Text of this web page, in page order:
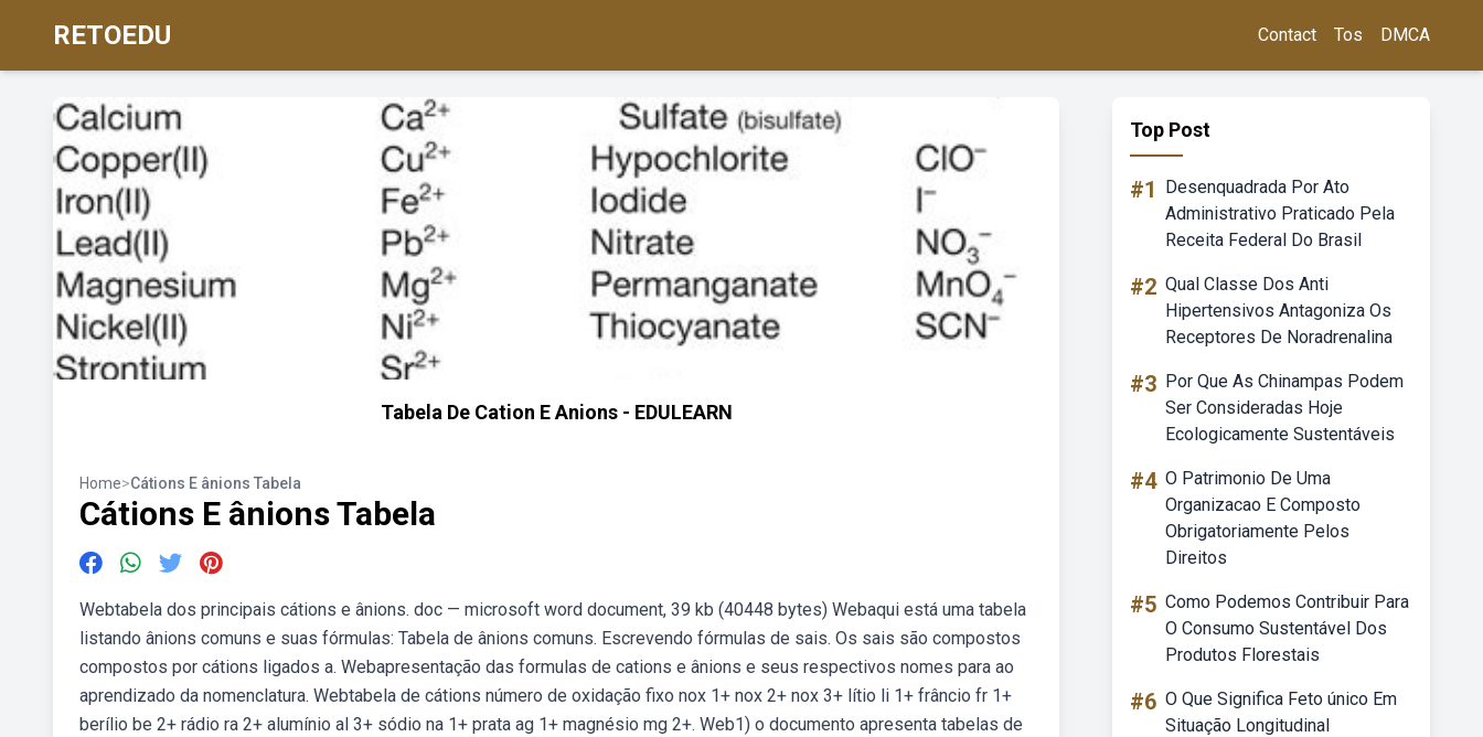
RETOEDU Contact Tos DMCA
Tabela De Cation E Anions - EDULEARN
Home>Cátions E ânions Tabela
Cátions E ânions Tabela
Webtabela dos principais cátions e ânions. doc — microsoft word document, 39 kb (40448 bytes) Webaqui está uma tabela
listando ânions comuns e suas fórmulas: Tabela de ânions comuns. Escrevendo fórmulas de sais. Os sais são compostos
compostos por cátions ligados a. Webapresentação das formulas de cations e ânions e seus respectivos nomes para ao
aprendizado da nomenclatura. Webtabela de cátions número de oxidação fixo nox 1+ nox 2+ nox 3+ lítio li 1+ frâncio fr 1+
berílio be 2+ rádio ra 2+ alumínio al 3+ sódio na 1+ prata ag 1+ magnésio mg 2+. Web1) o documento apresenta tabelas de
Top Post
#1
Desenquadrada Por Ato
Administrativo Praticado Pela
Receita Federal Do Brasil
#2 Qual Classe Dos Anti
Hipertensivos Antagoniza Os
Receptores De Noradrenalina
#3 Por Que As Chinampas Podem
Ser Consideradas Hoje
Ecologicamente Sustentáveis
#4 O Patrimonio De Uma
Organizacao E Composto
Obrigatoriamente Pelos
Direitos
#5 Como Podemos Contribuir Para
O Consumo Sustentável Dos
Produtos Florestais
#6 O Que Significa Feto único Em
Situação Longitudinal